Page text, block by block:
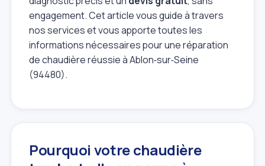
engagement. Cet article vous guide à travers
nos services et vous apporte toutes les
informations nécessaires pour une réparation
de chaudière réussie à Ablon‑sur‑Seine
(94480).
Pourquoi votre chaudière